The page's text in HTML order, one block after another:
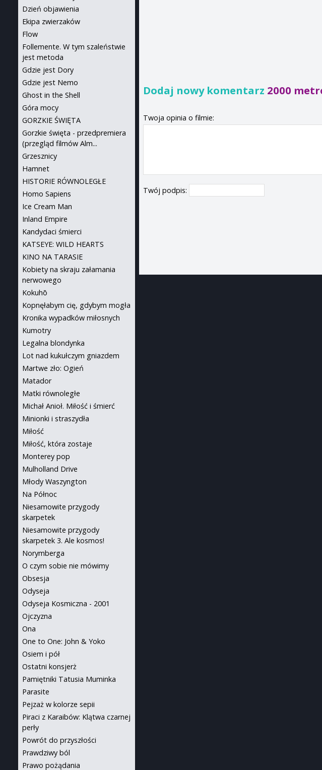
Dodaj nowy komentarz 2000
Twoja opinia o filmie:
Twój podpis:
Dzień objawienia
Ekipa zwierzaków
Flow
Follemente. W tym szaleństwie
jest metoda
Gdzie jest Dory
Gdzie jest Nemo
Ghost in the Shell
Góra mocy
GORZKIE ŚWIĘTA
Gorzkie święta - przedpremiera
(przegląd filmów Alm...
Grzesznicy
Hamnet
HISTORIE RÓWNOLEGŁE
Homo Sapiens
Ice Cream Man
Inland Empire
Kandydaci śmierci
KATSEYE: WILD HEARTS
KINO NA TARASIE
Kobiety na skraju załamania
nerwowego
Kokuhō
Kopnęłabym cię, gdybym mogła
Kronika wypadków miłosnych
Kumotry
Legalna blondynka
Lot nad kukułczym gniazdem
Martwe zło: Ogień
Matador
Matki równoległe
Michał Anioł. Miłość i śmierć
Minionki i straszydła
Miłość
Miłość, która zostaje
Monterey pop
Mulholland Drive
Młody Waszyngton
Na Północ
Niesamowite przygody
skarpetek
Niesamowite przygody
skarpetek 3. Ale kosmos!
Norymberga
O czym sobie nie mówimy
Obsesja
Odyseja
Odyseja Kosmiczna - 2001
Ojczyzna
Ona
One to One: John & Yoko
Osiem i pół
Ostatni konsjerż
Pamiętniki Tatusia Muminka
Parasite
Pejzaż w kolorze sepii
Piraci z Karaibów: Klątwa czarnej
perły
Powrót do przyszłości
Prawdziwy ból
Prawo pożądania